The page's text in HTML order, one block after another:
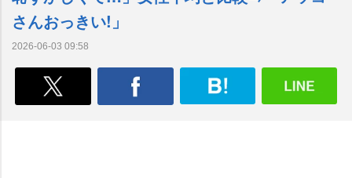
さんおっきい!」
2026-06-03 09:58